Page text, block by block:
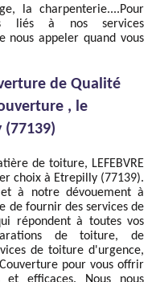
la charpenterie....Pour
liés à nos services
nous appeler quand vous
de Qualité
, le
de toiture, LEFEBVRE
choix à Etrepilly (77139).
à notre dévouement à
de fournir des services de
répondent à toutes vos
de toiture, de
de toiture d'urgence,
Couverture pour vous offrir